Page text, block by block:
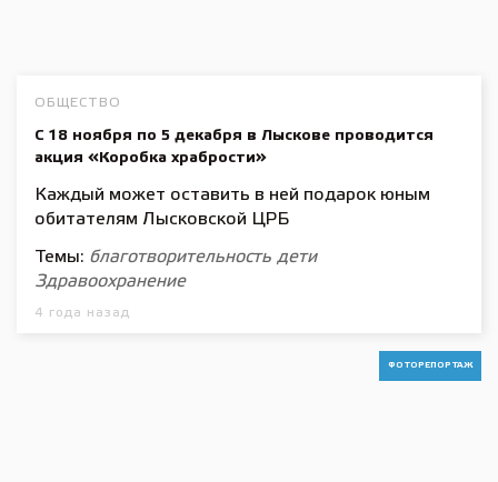
ОБЩЕСТВО
С 18 ноября по 5 декабря в Лыскове проводится
акция «Коробка храбрости»
Каждый может оставить в ней подарок юным
обитателям Лысковской ЦРБ
Темы: благотворительность дети
Здравоохранение
4 года назад
ФОТОРЕПОРТАЖ